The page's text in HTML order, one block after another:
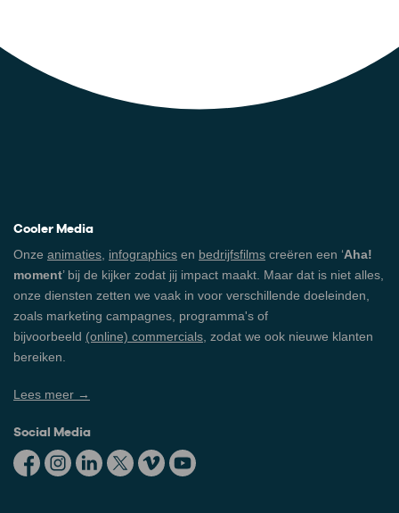
Cooler Media
Onze animaties infographics en bedrijfsfilms creëren een ‘Aha!
moment’ bij de kijker zodat jij impact maakt. Maar dat is niet alles,
onze diensten zetten we vaak in voor verschillende doeleinden,
zoals marketing campagnes, programma's of
bijvoorbeeld (online) commercials , zodat we ook nieuwe klanten
bereiken.
Lees meer →
Social Media